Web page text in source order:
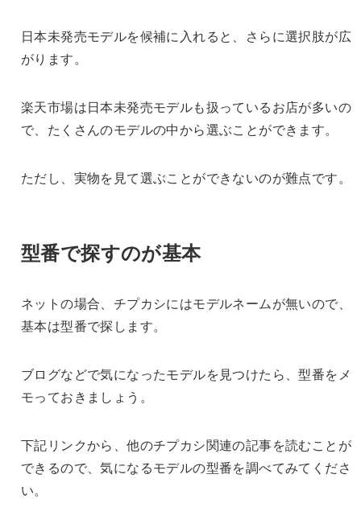
日本未発売モデルを候補に入れると、さらに選択肢が広
がります。
楽天市場は日本未発売モデルも扱っているお店が多いの
で、たくさんのモデルの中から選ぶことができます。
ただし、実物を見て選ぶことができないのが難点です。
型番で探すのが基本
ネットの場合、チプカシにはモデルネームが無いので、
基本は型番で探します。
ブログなどで気になったモデルを見つけたら、型番をメ
モっておきましょう。
下記リンクから、他のチプカシ関連の記事を読むことが
できるので、気になるモデルの型番を調べてみてくださ
い。